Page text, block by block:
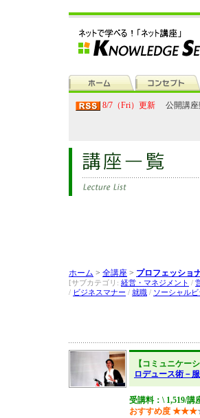
8/7（Fri）更新 公開講座
ホーム > 全講座 > プロフェッショ
[サブカテゴリ: 経営・マネジメント /
/ ビジネスマナー / 就職 / ソーシャルビ
【コミュニケー
ロデュース術－
受講料：\ 1,519/講
おすすめ度 ★★★